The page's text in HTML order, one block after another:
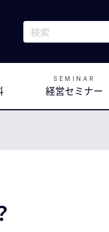
これは、自動候
検索フィールドが
SEMINAR
経営セミナー